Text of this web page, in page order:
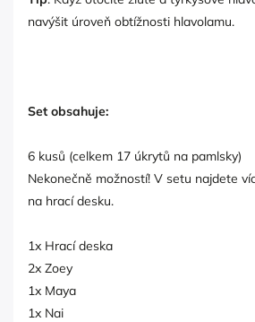
navýšit úroveň obtížnosti hlavolamu.
Set obsahuje:
6 kusů (celkem 17 úkrytů na pamlsky)
Nekonečně možností! V setu najdete
na hrací desku.
1x Hrací deska
2x Zoey
1x Maya
1x Nai